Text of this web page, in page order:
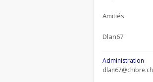
Amitiés
Dlan67
Administration
dlan67@chibre.ch